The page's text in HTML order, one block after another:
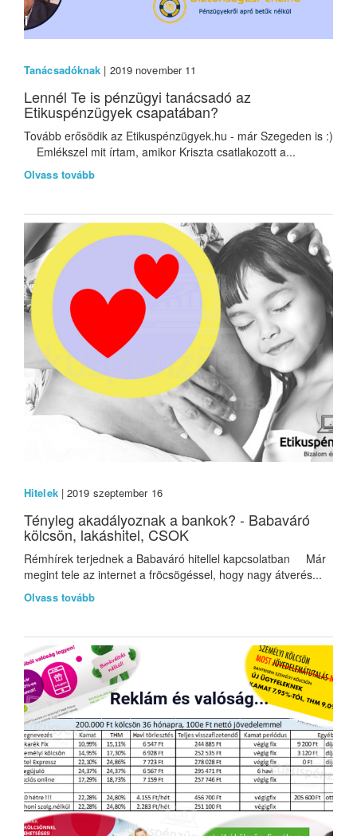
Tanácsadóknak | 2019 november 11
Lennél Te is pénzügyi tanácsadó az
Etikuspénzügyek csapatában?
Tovább erősödik az Etikuspénzügyek.hu - már Szegeden is :)
Emlékszel mit írtam, amikor Kriszta csatlakozott a...
Olvass tovább
Hitelek| 2019 szeptember 16
Tényleg akadályoznak a bankok? - Babaváró
kölcsön, lakáshitel, CSOK
Rémhírek terjednek a Babaváró hitellel kapcsolatban Már
megint tele az internet a fröcsögéssel, hogy nagy átverés...
Olvass tovább